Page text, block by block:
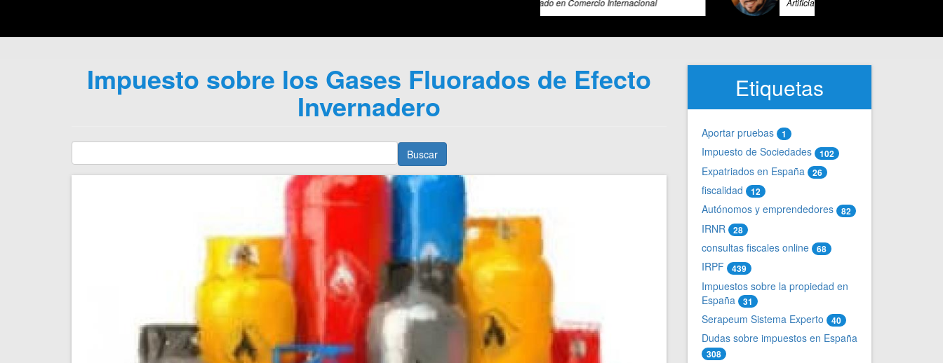
Artificial Intelligence & Big Data Expert
Impuesto sobre los Gases Fluorados de Efecto
Invernadero
Buscar
Etiquetas
Aportar pruebas 1
Impuesto de Sociedades 102
Expatriados en España 26
fiscalidad 12
Autónomos y emprendedores 82
IRNR 28
consultas fiscales online 68
IRPF 439
Impuestos sobre la propiedad en
España
31
Serapeum Sistema Experto 40
Dudas sobre impuestos en España
308